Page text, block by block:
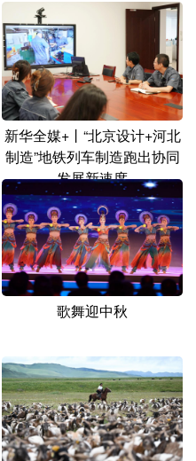
上海
福建 江西
湖北 湖南
海南 重庆
云南 西藏
青海 宁夏
黑龙江
Français عربى
日本語 한국어
新华全媒+丨“北京设计+河北
制造”地铁列车制造跑出协同
发展新速度
歌舞迎中秋